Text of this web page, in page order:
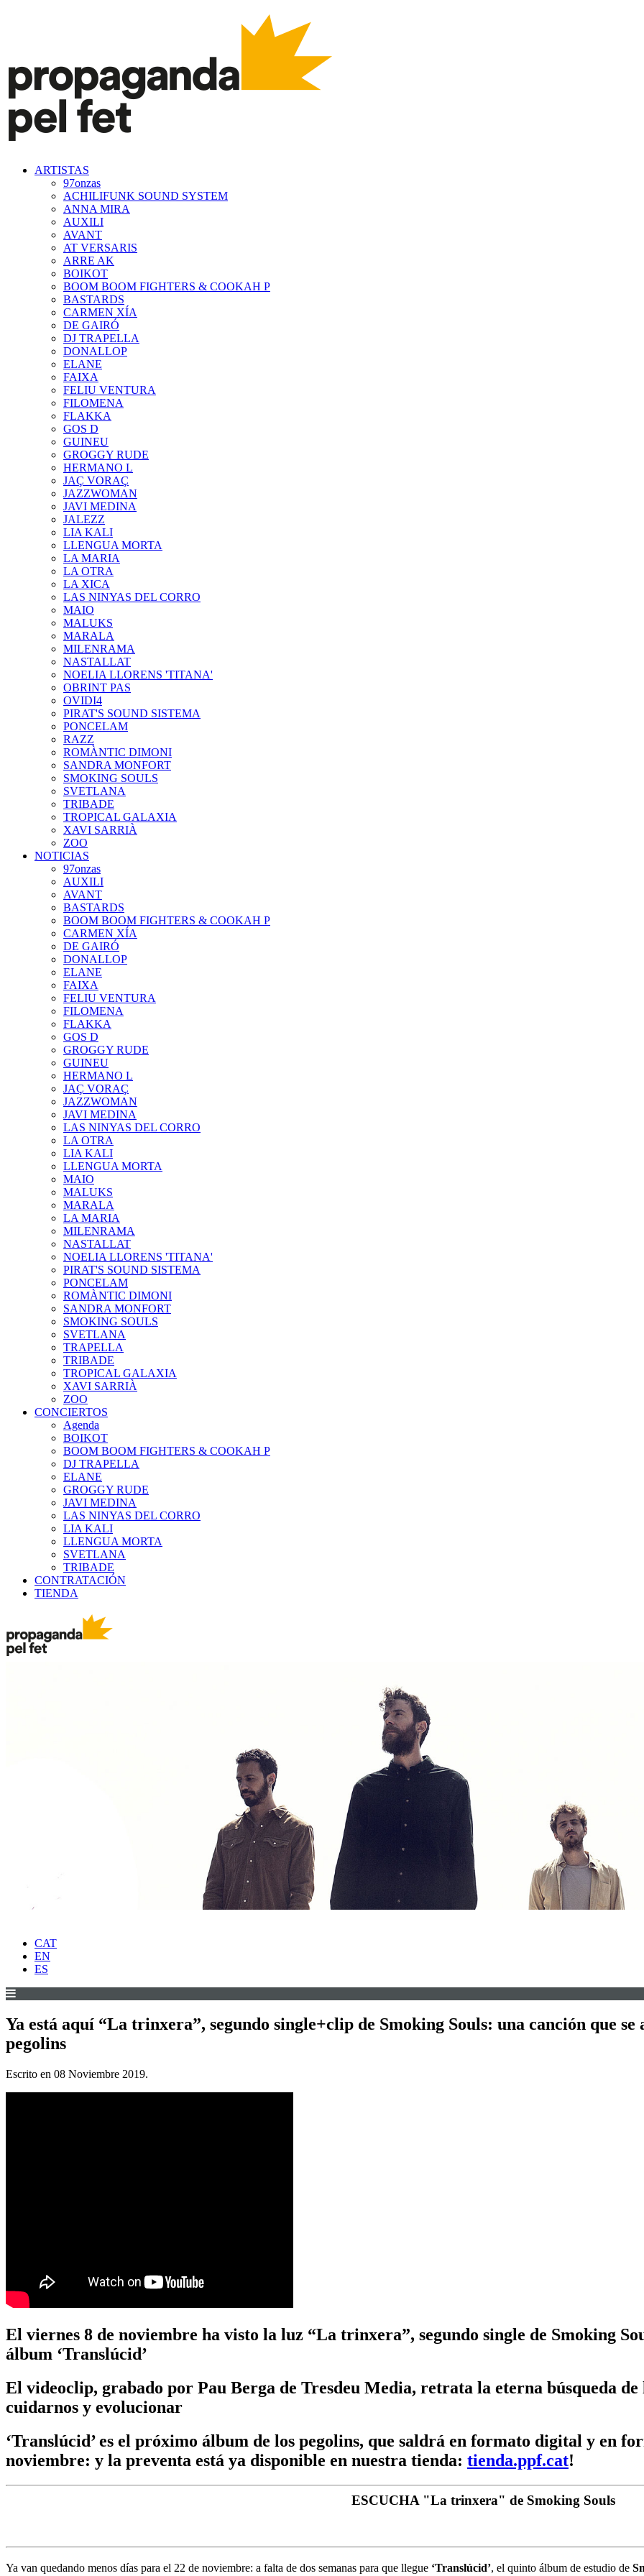
ARTISTAS
97onzas
ACHILIFUNK SOUND SYSTEM
ANNA MIRA
AUXILI
AVANT
AT VERSARIS
ARRE AK
BOIKOT
BOOM BOOM FIGHTERS & COOKAH P
BASTARDS
CARMEN XÍA
DE GAIRÓ
DJ TRAPELLA
DONALLOP
ELANE
FAIXA
FELIU VENTURA
FILOMENA
FLAKKA
GOS D
GUINEU
GROGGY RUDE
HERMANO L
JAÇ VORAÇ
JAZZWOMAN
JAVI MEDINA
JALEZZ
LIA KALI
LLENGUA MORTA
LA MARIA
LA OTRA
LA XICA
LAS NINYAS DEL CORRO
MAIO
MALUKS
MARALA
MILENRAMA
NASTALLAT
NOELIA LLORENS 'TITANA'
OBRINT PAS
OVIDI4
PIRAT'S SOUND SISTEMA
PONCELAM
RAZZ
ROMÀNTIC DIMONI
SANDRA MONFORT
SMOKING SOULS
SVETLANA
TRIBADE
TROPICAL GALAXIA
XAVI SARRIÀ
ZOO
NOTICIAS
97onzas
AUXILI
AVANT
BASTARDS
BOOM BOOM FIGHTERS & COOKAH P
CARMEN XÍA
DE GAIRÓ
DONALLOP
ELANE
FAIXA
FELIU VENTURA
FILOMENA
FLAKKA
GOS D
GROGGY RUDE
GUINEU
HERMANO L
JAÇ VORAÇ
JAZZWOMAN
JAVI MEDINA
LAS NINYAS DEL CORRO
LA OTRA
LIA KALI
LLENGUA MORTA
MAIO
MALUKS
MARALA
LA MARIA
MILENRAMA
NASTALLAT
NOELIA LLORENS 'TITANA'
PIRAT'S SOUND SISTEMA
PONCELAM
ROMÀNTIC DIMONI
SANDRA MONFORT
SMOKING SOULS
SVETLANA
TRAPELLA
TRIBADE
TROPICAL GALAXIA
XAVI SARRIÀ
ZOO
CONCIERTOS
Agenda
BOIKOT
BOOM BOOM FIGHTERS & COOKAH P
DJ TRAPELLA
ELANE
GROGGY RUDE
JAVI MEDINA
LAS NINYAS DEL CORRO
LIA KALI
LLENGUA MORTA
SVETLANA
TRIBADE
CONTRATACIÓN
TIENDA
CAT
EN
ES
Ya está aquí “La trinxera”, segundo single+clip de Smoking Souls: una canción que
pegolins
Escrito en 08 Noviembre 2019.
El viernes 8 de noviembre ha visto la luz “La trinxera”, segundo single de Smoking
álbum ‘Translúcid’
El videoclip, grabado por Pau Berga de Tresdeu Media, retrata la eterna búsqueda
cuidarnos y evolucionar
‘Translúcid’ es el próximo álbum de los pegolins, que saldrá en formato digital y en
noviembre: y la preventa está ya disponible en nuestra tienda: tienda.ppf.cat!
ESCUCHA "La trinxera" de Smoking Souls
Ya van quedando menos días para el 22 de noviembre: a falta de dos semanas para que llegue ‘Translúcid’, el quinto álbum de estudio de